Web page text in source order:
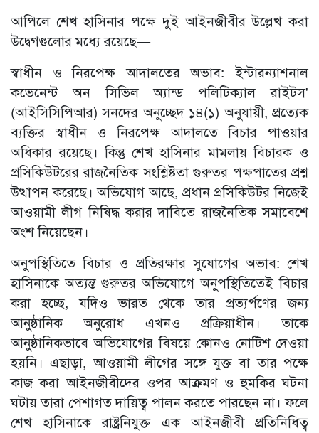
আপিলে শেখ হাসিনার পক্ষে দুই আইনজীবীর উল্লেখ করা
উদ্বেগগুলোর মধ্যে রয়েছে—
স্বাধীন ও নিরপেক্ষ আদালতের অভাব: ইন্টারন্যাশনাল
কভেনেন্ট অন সিভিল অ্যান্ড পলিটিক্যাল রাইটস'
(আইসিসিপিআর) সনদের অনুচ্ছেদ ১৪(১) অনুযায়ী, প্রত্যেক
ব্যক্তির স্বাধীন ও নিরপেক্ষ আদালতে বিচার পাওয়ার
অধিকার রয়েছে। কিন্তু শেখ হাসিনার মামলায় বিচারক ও
প্রসিকিউটরের রাজনৈতিক সংশ্লিষ্টতা গুরুতর পক্ষপাতের প্রশ্ন
উত্থাপন করেছে। অভিযোগ আছে, প্রধান প্রসিকিউটর নিজেই
আওয়ামী লীগ নিষিদ্ধ করার দাবিতে রাজনৈতিক সমাবেশে
অংশ নিয়েছেন।
অনুপস্থিতিতে বিচার ও প্রতিরক্ষার সুযোগের অভাব: শেখ
হাসিনাকে অত্যন্ত গুরুতর অভিযোগে অনুপস্থিতিতেই বিচার
করা হচ্ছে, যদিও ভারত থেকে তার প্রত্যর্পণের জন্য
আনুষ্ঠানিক অনুরোধ এখনও প্রক্রিয়াধীন। তাকে
আনুষ্ঠানিকভাবে অভিযোগের বিষয়ে কোনও নোটিশ দেওয়া
হয়নি। এছাড়া, আওয়ামী লীগের সঙ্গে যুক্ত বা তার পক্ষে
কাজ করা আইনজীবীদের ওপর আক্রমণ ও হুমকির ঘটনা
ঘটায় তারা পেশাগত দায়িত্ব পালন করতে পারছেন না। ফলে
শেখ হাসিনাকে রাষ্ট্রনিযুক্ত এক আইনজীবী প্রতিনিধিত্ব